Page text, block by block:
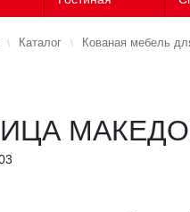
Каталог Кованая мебель